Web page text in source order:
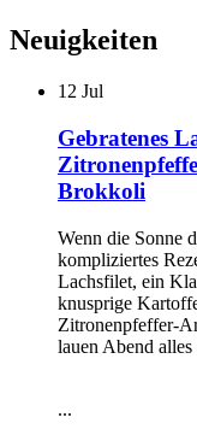
Neuigkeiten
12 Jul
Gebratenes
Brokkoli
Wenn die Sonne
kompliziertes
Lachsfilet, ein
knusprige
Zitronenpfeffer-
lauen Abend
...